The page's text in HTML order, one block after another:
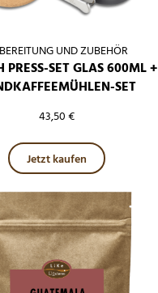
UND ZUBEHÖR
PRESS-SET GLAS 600ML +
SET
43,50€
Jetzt kaufen